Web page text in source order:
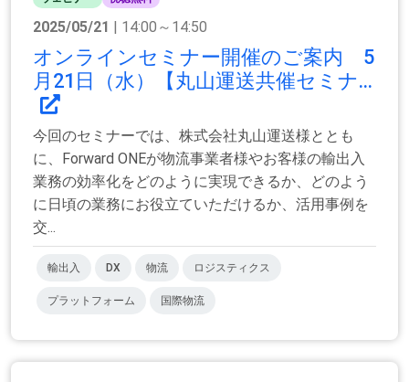
2025/05/21 | 14:00～14:50
オンラインセミナー開催のご案内 5
月21日（水）【丸山運送共催セミナ...
今回のセミナーでは、株式会社丸山運送様ととも
に、Forward ONEが物流事業者様やお客様の輸出入
業務の効率化をどのように実現できるか、どのよう
に日頃の業務にお役立ていただけるか、活用事例を
交...
輸出入 DX 物流 ロジスティクス
プラットフォーム 国際物流